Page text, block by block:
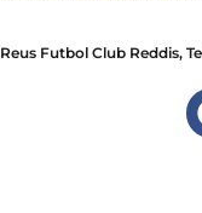
Reus Futbol Club Reddis,